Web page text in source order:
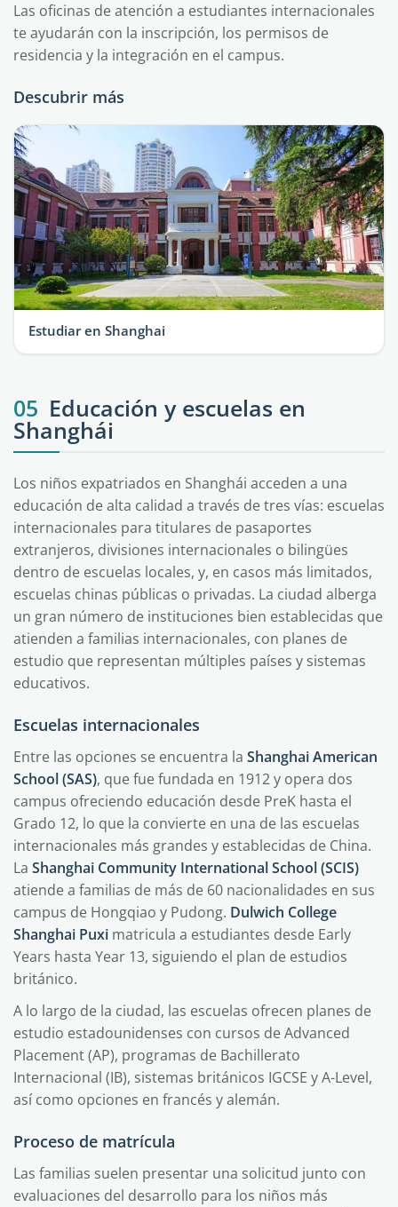
Las oficinas de atención a estudiantes internacionales
te ayudarán con la inscripción, los permisos de
residencia y la integración en el campus.
Descubrir más
Estudiar en Shanghai
05 Educación y escuelas en
Shanghái
Los niños expatriados en Shanghái acceden a una
educación de alta calidad a través de tres vías: escuelas
internacionales para titulares de pasaportes
extranjeros, divisiones internacionales o bilingües
dentro de escuelas locales, y, en casos más limitados,
escuelas chinas públicas o privadas. La ciudad alberga
un gran número de instituciones bien establecidas que
atienden a familias internacionales, con planes de
estudio que representan múltiples países y sistemas
educativos.
Escuelas internacionales
Entre las opciones se encuentra la Shanghai American
School (SAS), que fue fundada en 1912 y opera dos
campus ofreciendo educación desde PreK hasta el
Grado 12, lo que la convierte en una de las escuelas
internacionales más grandes y establecidas de China.
La Shanghai Community International School (SCIS)
atiende a familias de más de 60 nacionalidades en sus
campus de Hongqiao y Pudong. Dulwich College
Shanghai Puxi matricula a estudiantes desde Early
Years hasta Year 13, siguiendo el plan de estudios
británico.
A lo largo de la ciudad, las escuelas ofrecen planes de
estudio estadounidenses con cursos de Advanced
Placement (AP), programas de Bachillerato
Internacional (IB), sistemas británicos IGCSE y A-Level,
así como opciones en francés y alemán.
Proceso de matrícula
Las familias suelen presentar una solicitud junto con
evaluaciones del desarrollo para los niños más